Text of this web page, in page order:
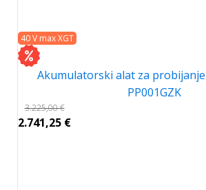
40 V max XGT
Akumulatorski alat za
PP001GZK
3.225,00€
2.741,25 €